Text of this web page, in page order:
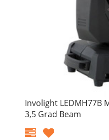
Involight LEDMH77B
3,5 Grad Beam